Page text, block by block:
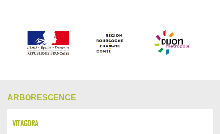
ARBORESCENCE
VITAGORA